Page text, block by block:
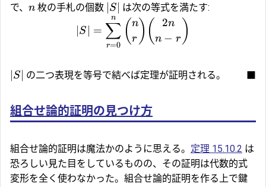
で、 n 枚の手札の個数 S は次の等式を満たす:
S =
r=0
∑
n ( r
n)( n − r
2n )
S の二つ表現を等号で結べば定理が証明される。 ■
組合せ論的証明の見つけ方
組合せ論的証明は魔法かのように思える。 定理 15.10.2 は
恐ろしい見た目をしているものの、その証明は代数的式
変形を全く使わなかった。組合せ論的証明を作る上で鍵